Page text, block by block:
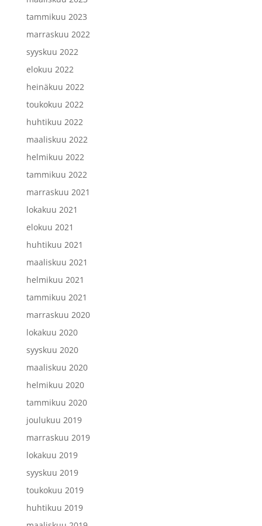
tammikuu 2023
marraskuu 2022
syyskuu 2022
elokuu 2022
heinäkuu 2022
toukokuu 2022
huhtikuu 2022
maaliskuu 2022
helmikuu 2022
tammikuu 2022
marraskuu 2021
lokakuu 2021
elokuu 2021
huhtikuu 2021
maaliskuu 2021
helmikuu 2021
tammikuu 2021
marraskuu 2020
lokakuu 2020
syyskuu 2020
maaliskuu 2020
helmikuu 2020
tammikuu 2020
joulukuu 2019
marraskuu 2019
lokakuu 2019
syyskuu 2019
toukokuu 2019
huhtikuu 2019